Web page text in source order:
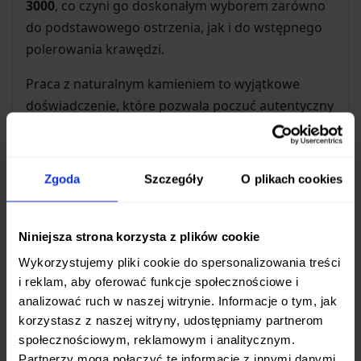
Zgoda Szczegóły O plikach cookies
Niniejsza strona korzysta z plików cookie
Wykorzystujemy pliki cookie do spersonalizowania treści
i reklam, aby oferować funkcje społecznościowe i
analizować ruch w naszej witrynie. Informacje o tym, jak
korzystasz z naszej witryny, udostępniamy partnerom
społecznościowym, reklamowym i analitycznym.
Partnerzy mogą połączyć te informacje z innymi danymi
3000, co czyni go doskonałym wyborem zarówno
do podstawowego ostrzenia, jak i do wstępnego
polerowania krawędzi.
Praca z naturalnym kamieniem to wyjątkowe
doświadczenie, które pozwala poczuć autentyczny
proces tworzenia idealnej ostrości. Duże wymiary
warunki pracy, nawet z większymi nożami.
Warto pamiętać, że każdy kamień Amakusa jest
absolutnie unikalny
Wybarwienie, układ czerwonych pasków i
dokładna gradacja mogą się różnić w
poszczególnych sztukach, co jest świadectwem
jego naturalnego pochodzenia. Otrzymany
kamień będzie jedyny w swoim rodzaju.